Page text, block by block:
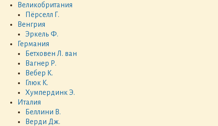
Великобритания
Пёрселл Г.
Венгрия
Эркель Ф.
Германия
Бетховен Л. ван
Вагнер Р.
Вебер К.
Глюк К.
Хумпердинк Э.
Италия
Беллини В.
Верди Дж.